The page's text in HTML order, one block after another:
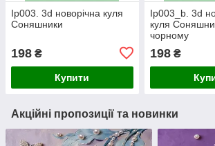
Ip003. 3d новорічна куля
Соняшники
198 ₴
Купити
Ip003_b. 3d
куля
чорному
198₴
Акційні пропозиції та новинки